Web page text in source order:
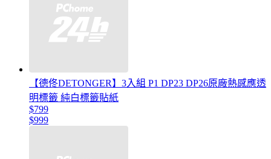
【德佟DETONGER】3入組 P1 DP23 DP26原廠熱感應透
明標籤 純白標籤貼紙
$799
$999